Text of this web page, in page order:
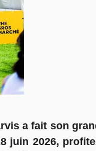
a fait son
juin 2026,